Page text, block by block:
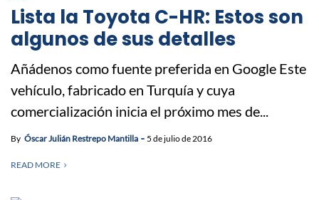
Lista la Toyota C-HR: Estos son
algunos de sus detalles
Añádenos como fuente preferida en Google Este
vehículo, fabricado en Turquía y cuya
comercialización inicia el próximo mes de...
By Óscar Julián Restrepo Mantilla 5 de julio de 2016
READ MORE